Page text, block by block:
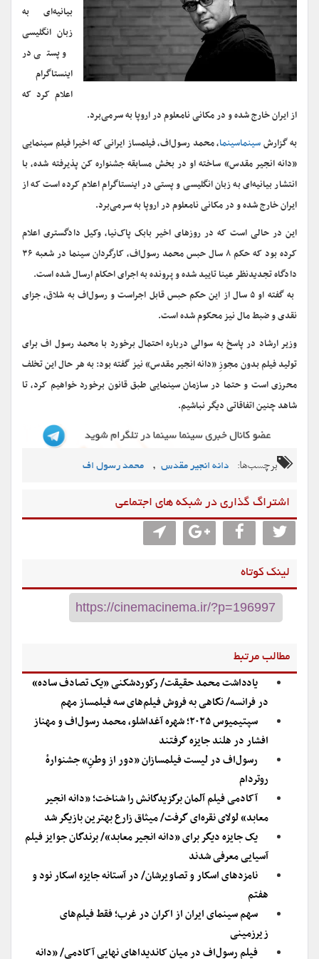
بیانیه‌ای به
زبان انگلیسی
و پستی در
اینستاگرام
اعلام کرد که
از ایران خارج شده و در مکانی نامعلوم در اروپا به سرمی‌برد.
به گزارشسینماسینما، محمد رسول‌اف، فیلمساز ایرانی که اخیرا فیلم سینمایی
«دانه انجیر مقدس» ساخته او در بخش مسابقه جشنواره کن پذیرفته شده، با
انتشار بیانیه‌ای به زبان انگلیسی و پستی در اینستاگرام اعلام کرده است که از
ایران خارج شده و در مکانی نامعلوم در اروپا به سرمی‌برد.
این در حالی است که در روزهای اخیر بابک پاک‌نیا، وکیل دادگستری اعلام
کرده بود که حکم ۸ سال حبس محمد رسول‌اف، کارگردان سینما در شعبه ۳۶
دادگاه تجدیدنظر عینا تایید شده و پرونده به اجرای احکام ارسال شده است.
‌ به گفته او ۵ سال از این حکم حبس قابل اجراست و رسول‌اف به شلاق، جزای
نقدی و ضبط مال نیز محکوم شده است.
وزیر ارشاد در پاسخ به سوالی درباره احتمال برخورد با محمد رسول اف برای
تولید فیلم بدون مجوزِ «دانه انجیر مقدس» نیز گفته بود: به هر حال این تخلف
محرزی است و حتما در سازمان سینمایی طبق قانون برخورد خواهیم کرد، تا
شاهد چنین اتفاقاتی دیگر نباشیم.
برچسب‌ها: دانه انجیر مقدس , محمد رسول اف
اشتراگ گذاری در شبکه های اجتماعی
لینک کوتاه
مطالب مرتبط
یادداشت محمد حقیقت/ رکوردشکنی «یک تصادف ساده»
در فرانسه/ نگاهی به فروش فیلم‌های سه فیلمساز مهم
سپتیمیوس ۲۰۲۵؛ شهره آغداشلو، محمد رسول‌اف و مهناز
افشار در هلند جایزه گرفتند
رسول‌اف در لیست فیلمسازان «دور از وطنِ» جشنوارهٔ
روتردام
آکادمی فیلم آلمان برگزیدگانش را شناخت؛ «دانه انجیر
معابد» لولای نقره‌ای گرفت/ میثاق زارع بهترین بازیگر شد
یک جایزه دیگر برای «دانه انجیر معابد»/ برندگان جوایز فیلم
آسیایی معرفی شدند
نامزدهای اسکار و تصاویرشان/ در آستانه جایزه اسکار نود و
هفتم
سهم سینمای ایران از اکران در غرب؛ فقط فیلم‌های
زیرزمینی
فیلم رسول‌‌اف در میان کاندیداهای نهایی آکادمی/ «دانه